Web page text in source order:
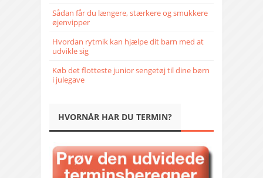
Sådan får du længere, stærkere og smukkere
øjenvipper
Hvordan rytmik kan hjælpe dit barn med at
udvikle sig
Køb det flotteste junior sengetøj til dine børn
i julegave
HVORNÅR HAR DU TERMIN?